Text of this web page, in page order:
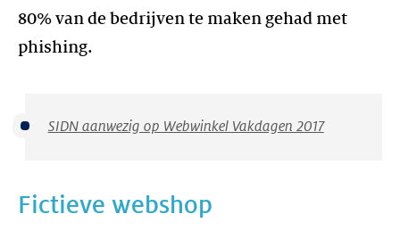
80% van de bedrijven te maken gehad met
phishing.
SIDN aanwezig op Webwinkel Vakdagen 2017
Fictieve webshop